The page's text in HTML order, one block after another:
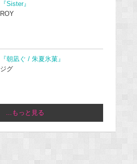
『Sister』
ROY
『朝凪ぐ / 朱夏氷菓』
ジグ
...もっと見る